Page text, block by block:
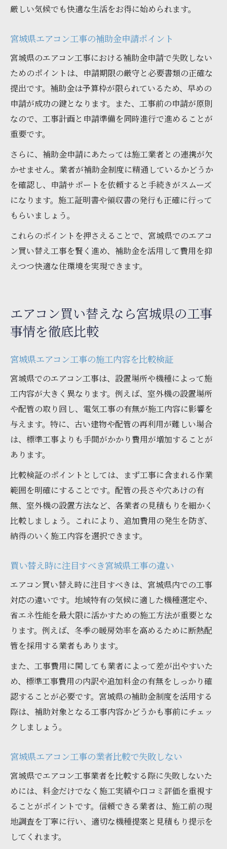
厳しい気候でも快適な生活をお得に始められます。
宮城県エアコン工事の補助金申請ポイント
宮城県のエアコン工事における補助金申請で失敗しない
ためのポイントは、申請期限の厳守と必要書類の正確な
提出です。補助金は予算枠が限られているため、早めの
申請が成功の鍵となります。また、工事前の申請が原則
なので、工事計画と申請準備を同時進行で進めることが
重要です。
さらに、補助金申請にあたっては施工業者との連携が欠
かせません。業者が補助金制度に精通しているかどうか
を確認し、申請サポートを依頼すると手続きがスムーズ
になります。施工証明書や領収書の発行も正確に行って
もらいましょう。
これらのポイントを押さえることで、宮城県でのエアコ
ン買い替え工事を賢く進め、補助金を活用して費用を抑
えつつ快適な住環境を実現できます。
エアコン買い替えなら宮城県の工事
事情を徹底比較
宮城県エアコン工事の施工内容を比較検証
宮城県でのエアコン工事は、設置場所や機種によって施
工内容が大きく異なります。例えば、室外機の設置場所
や配管の取り回し、電気工事の有無が施工内容に影響を
与えます。特に、古い建物や配管の再利用が難しい場合
は、標準工事よりも手間がかかり費用が増加することが
あります。
比較検証のポイントとしては、まず工事に含まれる作業
範囲を明確にすることです。配管の長さや穴あけの有
無、室外機の設置方法など、各業者の見積もりを細かく
比較しましょう。これにより、追加費用の発生を防ぎ、
納得のいく施工内容を選択できます。
買い替え時に注目すべき宮城県工事の違い
エアコン買い替え時に注目すべきは、宮城県内での工事
対応の違いです。地域特有の気候に適した機種選定や、
省エネ性能を最大限に活かすための施工方法が重要とな
ります。例えば、冬季の暖房効率を高めるために断熱配
管を採用する業者もあります。
また、工事費用に関しても業者によって差が出やすいた
め、標準工事費用の内訳や追加料金の有無をしっかり確
認することが必要です。宮城県の補助金制度を活用する
際は、補助対象となる工事内容かどうかも事前にチェッ
クしましょう。
宮城県エアコン工事の業者比較で失敗しない
宮城県でエアコン工事業者を比較する際に失敗しないた
めには、料金だけでなく施工実績や口コミ評価を重視す
ることがポイントです。信頼できる業者は、施工前の現
地調査を丁寧に行い、適切な機種提案と見積もり提示を
してくれます。